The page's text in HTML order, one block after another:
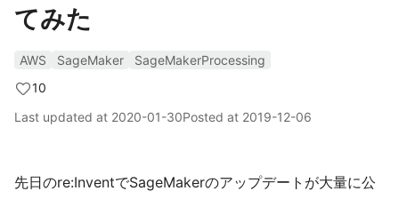
てみた
AWS SageMaker
SageMakerProcessing
10
Last updated at 2020-01-30Posted at 2019-12-06
先日のre:InventでSageMakerのアップデートが大量に公